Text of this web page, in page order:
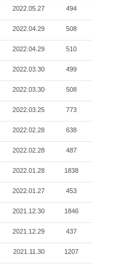
2022.05.27 494
2022.04.29 508
2022.04.29 510
2022.03.30 499
2022.03.30 508
2022.03.25 773
2022.02.28 638
2022.02.28 487
2022.01.28 1838
2022.01.27 453
2021.12.30 1846
2021.12.29 437
2021.11.30 1207